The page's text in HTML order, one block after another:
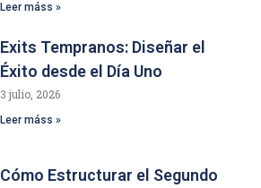
Leer máss »
Exits Tempranos: Diseñar el
Éxito desde el Día Uno
3 julio, 2026
Leer máss »
Cómo Estructurar el Segundo